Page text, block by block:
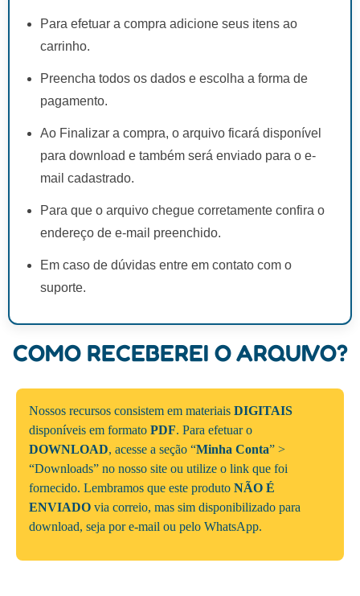
Para efetuar a compra adicione seus itens ao
carrinho.
Preencha todos os dados e escolha a forma de
pagamento.
Ao Finalizar a compra, o arquivo ficará disponível
para download e também será enviado para o e-
mail cadastrado.
Para que o arquivo chegue corretamente confira o
endereço de e-mail preenchido.
Em caso de dúvidas entre em contato com o
suporte.
COMO RECEBEREI O ARQUIVO?
Nossos recursos consistem em materiais DIGITAIS
disponíveis em formato PDF. Para efetuar o
DOWNLOAD, acesse a seção “Minha Conta” >
“Downloads” no nosso site ou utilize o link que foi
fornecido. Lembramos que este produto NÃO É
ENVIADO via correio, mas sim disponibilizado para
download, seja por e-mail ou pelo WhatsApp.